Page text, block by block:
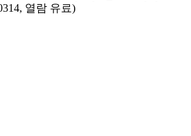
열람 유료)